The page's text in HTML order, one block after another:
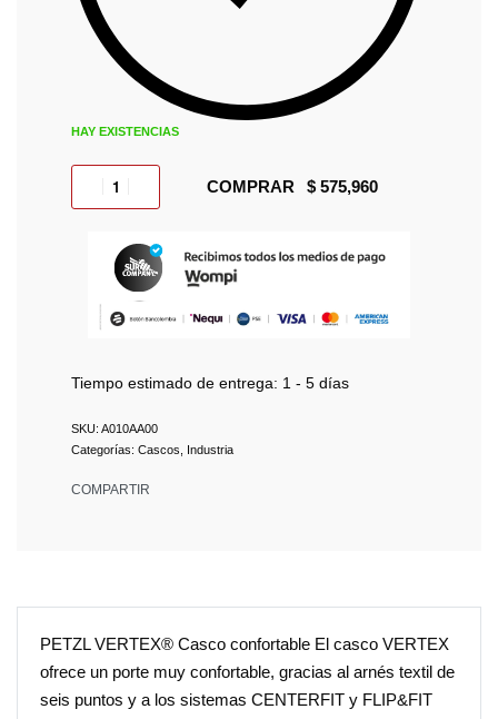
HAY EXISTENCIAS
COMPRAR
Tiempo estimado de entrega: 1 - 5 días
A010AA00
Categorías: Cascos Industria
COMPARTIR
PETZL VERTEX® Casco confortable El casco VERTEX
ofrece un porte muy confortable, gracias al arnés textil de
seis puntos y a los sistemas CENTERFIT y FLIP&FIT